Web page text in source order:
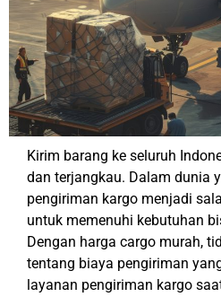
Kirim barang ke seluruh
dan terjangkau. Dalam dunia
pengiriman kargo menjadi
untuk memenuhi kebutuhan
Dengan harga cargo murah,
tentang biaya pengiriman
layanan pengiriman kargo